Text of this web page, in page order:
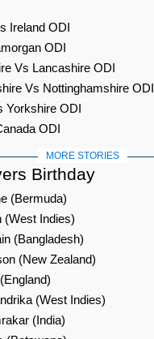
Ireland ODI
ODI
Vs Lancashire ODI
Vs Nottinghamshire ODI
Yorkshire ODI
ODI
MORE STORIES
Birthday
(Bermuda)
Indies)
(Bangladesh)
(New Zealand)
(West Indies)
(India)